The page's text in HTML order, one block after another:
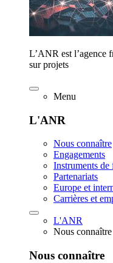
L’ANR est l’agence
sur projets
Menu
L'ANR
Nous connaître
Engagements
Instruments de
Partenariats
Europe et
Carrières et
L'ANR
Nous connaître
Nous connaître